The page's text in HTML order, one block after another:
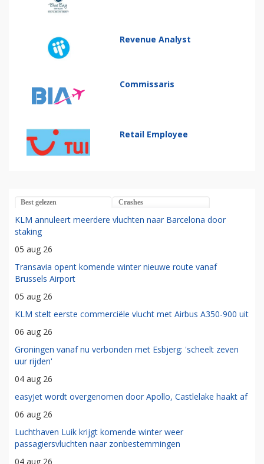
Revenue Analyst
Commissaris
Retail Employee
Best gelezen Crashes
KLM annuleert meerdere vluchten naar Barcelona door
staking
05 aug 26
Transavia opent komende winter nieuwe route vanaf
Brussels Airport
05 aug 26
KLM stelt eerste commerciële vlucht met Airbus A350-900 uit
06 aug 26
Groningen vanaf nu verbonden met Esbjerg: 'scheelt zeven
uur rijden'
04 aug 26
easyJet wordt overgenomen door Apollo, Castlelake haakt af
06 aug 26
Luchthaven Luik krijgt komende winter weer
passagiersvluchten naar zonbestemmingen
04 aug 26